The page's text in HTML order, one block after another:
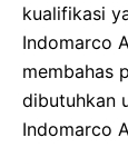
kualifikasi
Indomarco
membahas
dibutuhkan
Indomarco